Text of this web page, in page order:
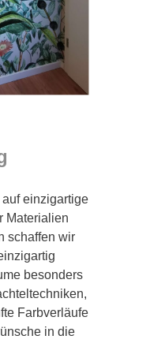
einzigartige
Materialien
schaffen wir
besonders
Farbverläufe
in die